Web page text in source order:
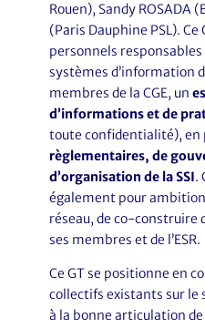
Rouen), Sandy ROSADA
(Paris Dauphine PSL).
personnels responsables
systèmes d’information
membres de la CGE, un
d’informations et de
toute confidentialité),
règlementaires, de
d’organisation de la SSI.
également pour
réseau, de co-construire
ses membres et de l’ESR.
Ce GT se positionne en
collectifs existants sur
à la bonne articulation